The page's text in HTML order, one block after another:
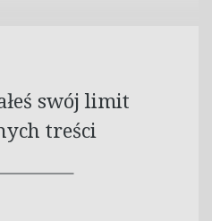
swój limit
treści